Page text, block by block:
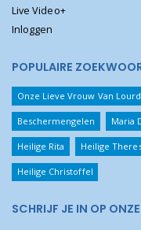
Live Video+
Inloggen
POPULAIRE
Onze Lieve Vrouw Van
Beschermengelen Maria
Heilige Rita Heilige
Heilige Christoffel
SCHRIJF JE IN OP